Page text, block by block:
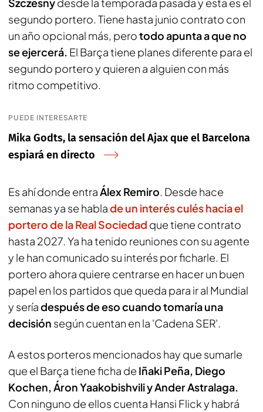
segundo portero. Tiene hasta junio contrato con
un año opcional más, perotodo apunta a que no
se ejercerá. El Barça tiene planes diferente para el
segundo portero y quieren a alguien con más
ritmo competitivo.
PUEDE INTERESARTE
Mika Godts, la sensación del Ajax que el Barcelona
espiará en directo
Es ahí donde entraÁlex Remiro. Desde hace
semanas ya se hablade un interés culés hacia el
portero de la Real Sociedad que tiene contrato
hasta 2027. Ya ha tenido reuniones con su agente
y le han comunicado su interés por ficharle. El
portero ahora quiere centrarse en hacer un buen
papel en los partidos que queda para ir al Mundial
y seríadespués de eso cuando tomaría una
decisión según cuentan en la 'Cadena SER'.
A estos porteros mencionados hay que sumarle
que el Barça tiene ficha de Iñaki Peña, Diego
Kochen, Áron Yaakobishvili y Ander Astralaga.
Con ninguno de ellos cuenta Hansi Flick y habrá